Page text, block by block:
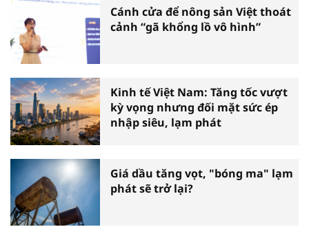
Cánh cửa để nông sản Việt thoát
cảnh “gã khổng lồ vô hình”
Kinh tế Việt Nam: Tăng tốc vượt
kỳ vọng nhưng đối mặt sức ép
nhập siêu, lạm phát
Giá dầu tăng vọt, "bóng ma" lạm
phát sẽ trở lại?